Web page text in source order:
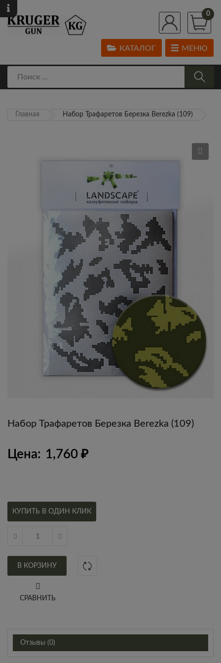
0
МЕНЮ
КАТАЛОГ
Главная Набор Трафаретов Березка Berezka (109)
Набор Трафаретов Березка Berezka (109)
Цена: 1,760 ₽
КУПИТЬ В ОДИН КЛИК
В КОРЗИНУ
СРАВНИТЬ
Отзывы (0)